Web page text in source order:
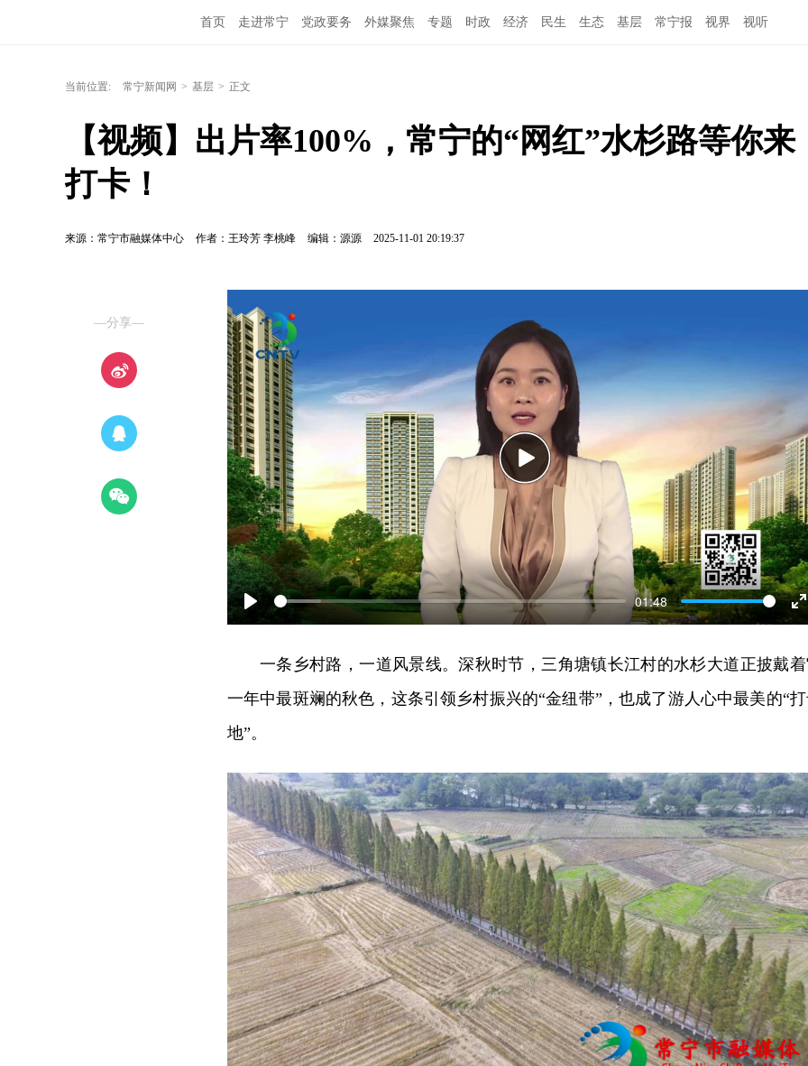
首页 走进常宁 党政要务 外媒聚焦 专题 时政 经济 民生 生态 基层 常宁报 视界 视听
当前位置: 常宁新闻网 > 基层 > 正文
【视频】出片率100%，常宁的“网红”水杉路等你来
打卡！
来源：常宁市融媒体中心 作者：王玲芳 李桃峰 编辑：源源 2025-11-01 20:19:37
—分享—
Play
01:48
Play
一条乡村路，一道风景线。深秋时节，三角塘镇长江村的水杉大道正披戴
一年中最斑斓的秋色，这条引领乡村振兴的“金纽带”，也成了游人心中最美的“
地”。